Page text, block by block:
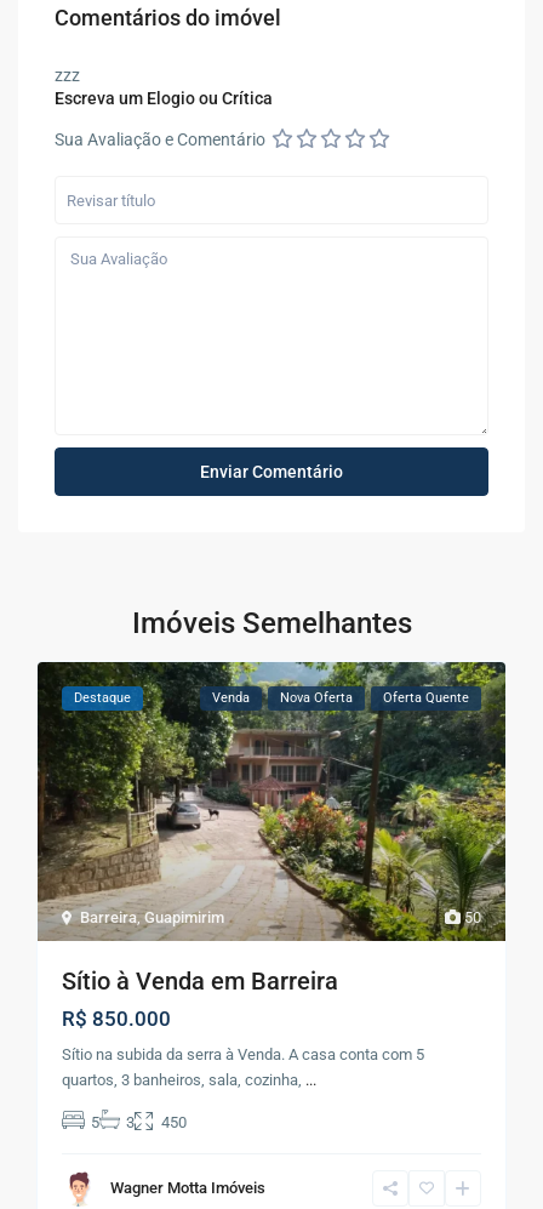
Comentários do imóvel
zzz
Escreva um Elogio ou Crítica
Sua Avaliação e Comentário
Imóveis Semelhantes
50
Barreira,Guapimirim
Destaque Venda Nova Oferta Oferta Quente
Sítio à Venda em Barreira
R$ 850.000
Sítio na subida da serra à Venda. A casa conta com 5
quartos, 3 banheiros, sala, cozinha, ...
5 3 450
Wagner Motta Imóveis